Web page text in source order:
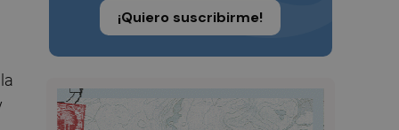
¡Quiero suscribirme!